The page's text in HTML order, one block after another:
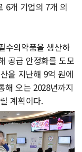
6개 기업의 7개 의
수의약품을 생산하
공급 안정화를 도모
을 지난해 9억 원에
해 오는 2028년까지
계획이다.